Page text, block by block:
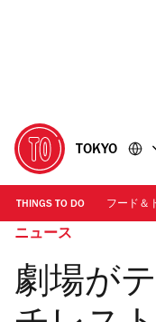
に
移
動
移
動
TOKYO
THINGS TO DO フード＆
ニュース
劇場が